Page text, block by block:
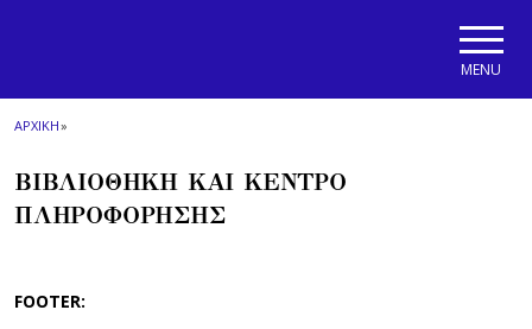
MENU
ΑΡΧΙΚΗ»
ΒΙΒΛΙΟΘΗΚΗ ΚΑΙ ΚΕΝΤΡΟ
ΠΛΗΡΟΦΟΡΗΣΗΣ
FOOTER: